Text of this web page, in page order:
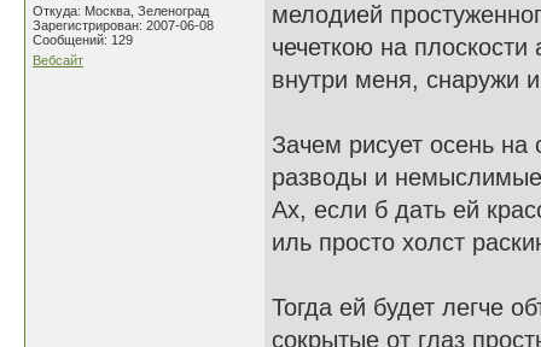
Откуда: Москва, Зеленоград
Зарегистрирован: 2007-06-08
Сообщений: 129
Вебсайт
мелодией
чечеткою на плоскости
внутри меня, снаружи
Зачем рисует осень на
разводы и
Ах, если б дать ей
иль просто холст
Тогда ей будет легче
сокрытые от глаз